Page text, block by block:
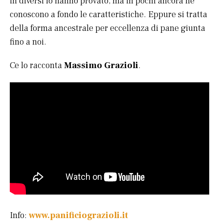
conoscono a fondo le caratteristiche. Eppure si tratta
della forma ancestrale per eccellenza di pane giunta
fino a noi.
Ce lo raccontaMassimo Grazioli.
Info: www.panificiograzioli.it